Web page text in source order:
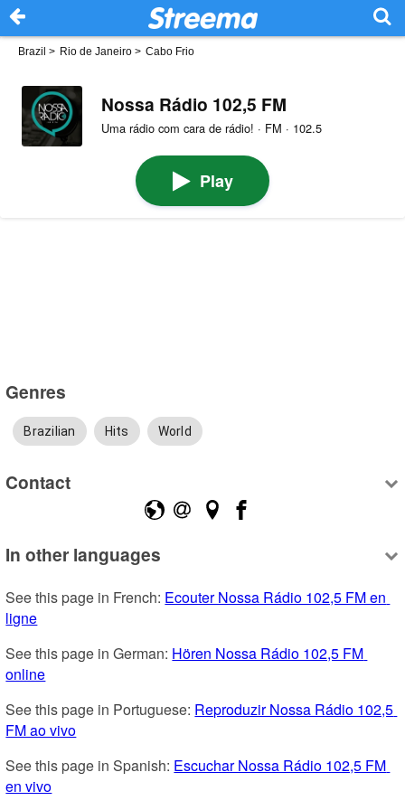
Brazil > Rio de Janeiro > Cabo Frio
Nossa Rádio 102,5 FM
Uma rádio com cara de rádio! · FM · 102.5
Play
Genres
Brazilian Hits World
Contact
In other languages
See this page in French: Ecouter Nossa Rádio 102,5 FM en
ligne
See this page in German: Hören Nossa Rádio 102,5 FM
online
See this page in Portuguese: Reproduzir Nossa Rádio 102,5
FM ao vivo
See this page in Spanish: Escuchar Nossa Rádio 102,5 FM
en vivo